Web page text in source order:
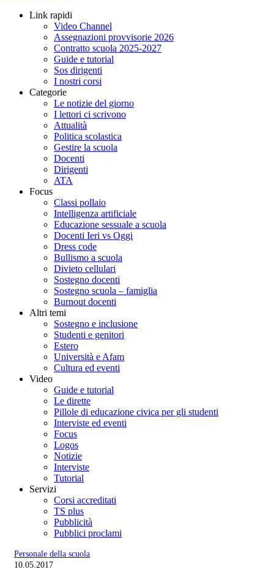
Link rapidi
Video Channel
Assegnazioni provvisorie 2026
Contratto scuola 2025-2027
Guide e tutorial
Sos dirigenti
I nostri corsi
Categorie
Le notizie del giorno
I lettori ci scrivono
Attualità
Politica scolastica
Gestire la scuola
Docenti
Dirigenti
ATA
Focus
Classi pollaio
Intelligenza artificiale
Educazione sessuale a scuola
Docenti Ieri vs Oggi
Dress code
Bullismo a scuola
Divieto cellulari
Sostegno docenti
Sostegno scuola – famiglia
Burnout docenti
Altri temi
Sostegno e inclusione
Studenti e genitori
Estero
Università e Afam
Cultura ed eventi
Video
Guide e tutorial
Le dirette
Pillole di educazione civica per gli studenti
Interviste ed eventi
Focus
Logos
Notizie
Interviste
Tutorial
Servizi
Corsi accreditati
TS plus
Pubblicità
Pubblici proclami
Personale della scuola
10.05.2017